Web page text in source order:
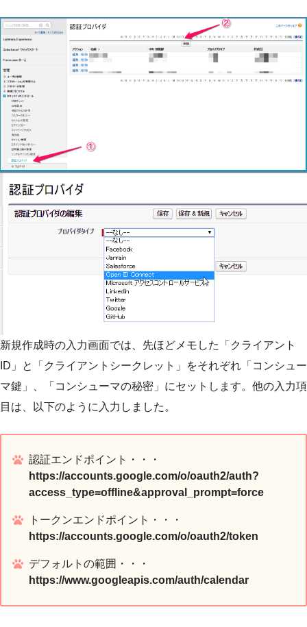
新規作成時の入力画面では、先ほどメモした「クライアント
ID」と「クライアントシークレット」をそれぞれ「コンシュー
マ鍵」、「コンシューマの秘密」にセットします。他の入力項
目は、以下のように入力しました。
認証エンドポイント・・・
https://accounts.google.com/o/oauth2/auth?
access_type=offline&approval_prompt=force
トークンエンドポイント・・・
https://accounts.google.com/o/oauth2/token
デフォルトの範囲・・・
https://www.googleapis.com/auth/calendar